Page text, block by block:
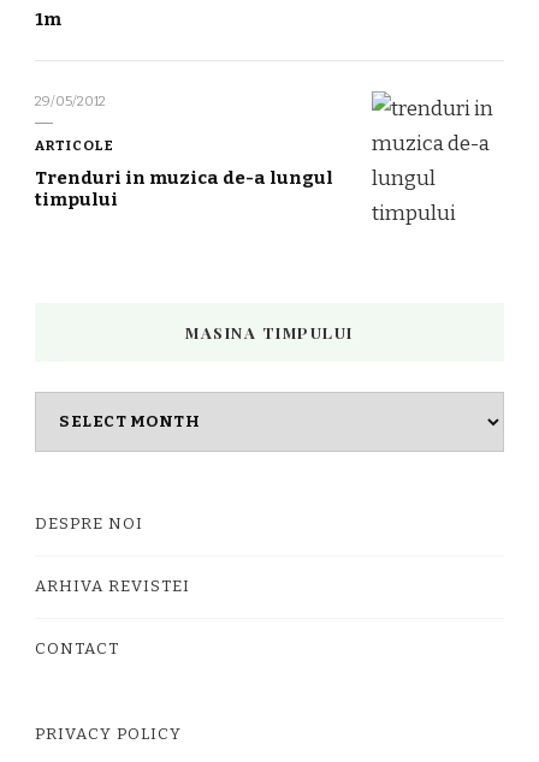
1m
29/05/2012
ARTICOLE
Trenduri in muzica de-a lungul
timpului
MASINA TIMPULUI
DESPRE NOI
ARHIVA REVISTEI
CONTACT
PRIVACY POLICY